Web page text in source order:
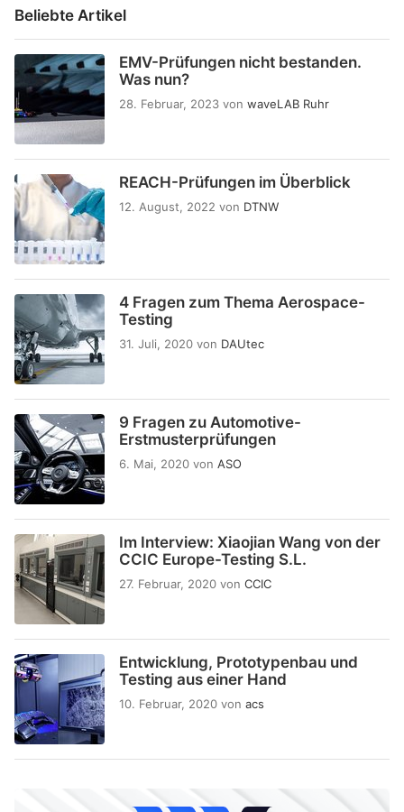
Beliebte Artikel
EMV-Prüfungen nicht bestanden.
Was nun?
28. Februar, 2023 von waveLAB Ruhr
REACH-Prüfungen im Überblick
12. August, 2022 von DTNW
4 Fragen zum Thema Aerospace-
Testing
31. Juli, 2020 von DAUtec
9 Fragen zu Automotive-
Erstmusterprüfungen
6. Mai, 2020 von ASO
Im Interview: Xiaojian Wang von der
CCIC Europe-Testing S.L.
27. Februar, 2020 von CCIC
Entwicklung, Prototypenbau und
Testing aus einer Hand
10. Februar, 2020 von acs